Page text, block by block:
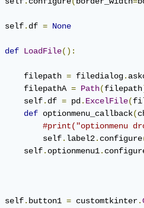
self
. df = None
def LoadFile():
filepath
= filedialog.
filepathA
= Path(filepath
self
. df = pd . ExcelFile(
def optionmenu_callback(
#print("optionmenu
self
. label2. configure
self
. optionmenu1.
self
. button1 = customtkinter.